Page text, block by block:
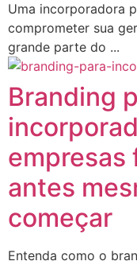
Uma incorporadora
comprometer sua
grande parte do ...
Branding
empresas
antes
começar
Entenda como o